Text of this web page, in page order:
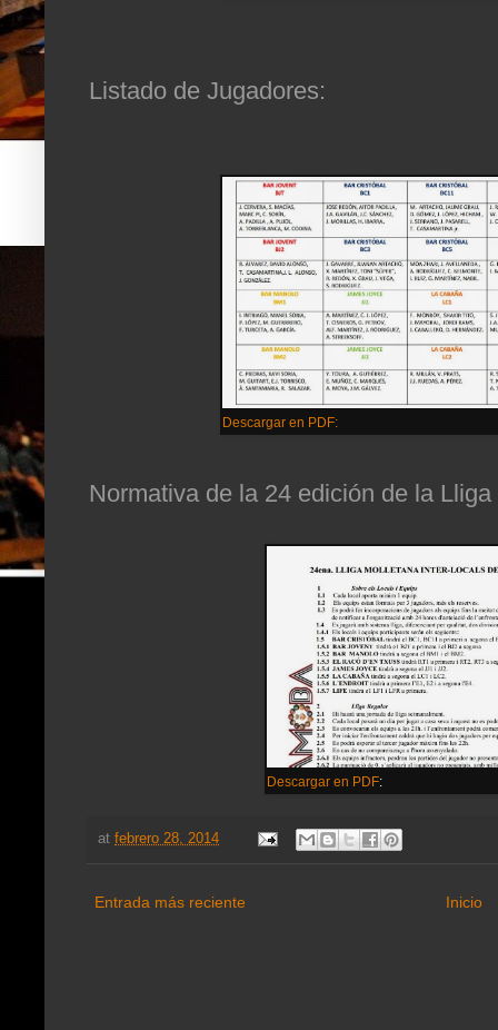
Listado de Jugadores:
Descargar en PDF:
Normativa de la 24 edición de la
Descargar en PDF:
at febrero 28, 2014
Entrada más reciente Inicio